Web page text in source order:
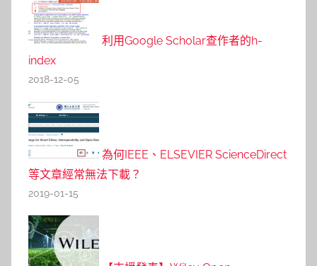
利用Google Scholar查作者的h-
index
2018-12-05
為何IEEE、ELSEVIER ScienceDirect
等文章經常無法下載？
2019-01-15